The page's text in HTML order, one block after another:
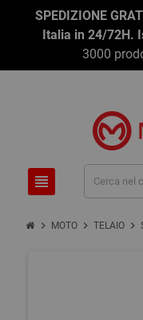
SPEDIZIONE
Italia in 24/72H.
3000
view_headline
chevron_right MOTO chevron_right TELAIO chevron_right